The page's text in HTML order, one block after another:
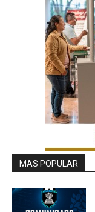
MAS POPULAR